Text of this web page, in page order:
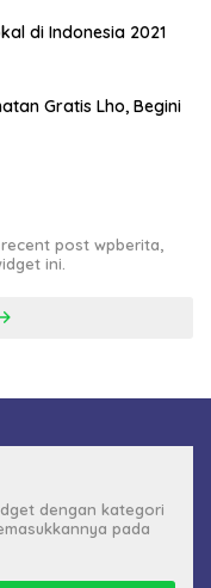
di Indonesia 2021
Gratis Lho, Begini
post wpberita,
ini.
dengan kategori
pada